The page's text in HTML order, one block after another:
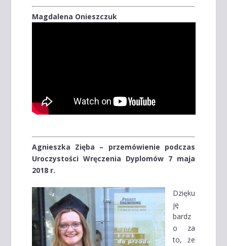
Magdalena Onieszczuk
Agnieszka Zięba – przemówienie podczas
Uroczystości Wręczenia Dyplomów 7 maja
2018 r.
Dzięku
ję
bardz
o za
to, że